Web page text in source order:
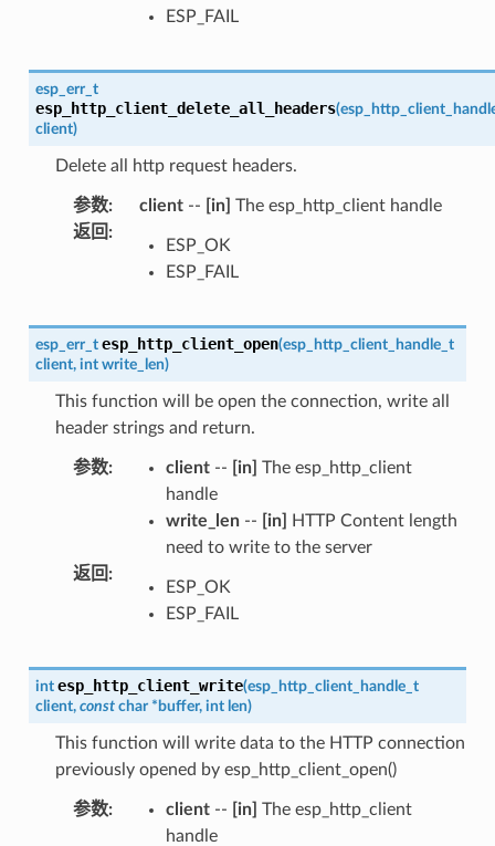
ESP_FAIL
esp_err_t
esp_http_client_delete_all_headers(
client)
Delete all http request headers.
参数: client-- [in] The esp_http_client handle
返回 :
ESP_OK
ESP_FAIL
esp_err_t esp_http_client_open(esp_http_client_handle_t
client, int write_len)
This function will be open the connection, write all
header strings and return.
参数: client-- [in] The esp_http_client
handle
write_len-- [in]
HTTP Content length
need to write to the server
返回 :
ESP_OK
ESP_FAIL
int esp_http_client_write(esp_http_client_handle_t
client, const char * buffer, int len)
This function will write data to the HTTP connection
previously opened by esp_http_client_open()
参数: client-- [in] The esp_http_client
handle